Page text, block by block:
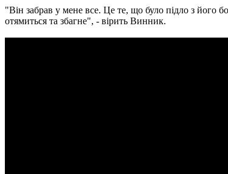
"Він забрав у мене все. Це те, що було підло з
отямиться та збагне", - вірить Винник.